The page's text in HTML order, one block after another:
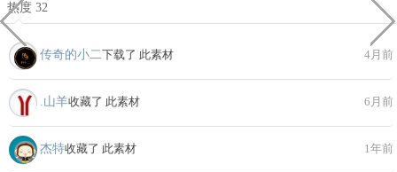
热度 32
传奇的小二下载了 此素材 4月前
.山羊收藏了 此素材 6月前
杰特收藏了 此素材 1年前